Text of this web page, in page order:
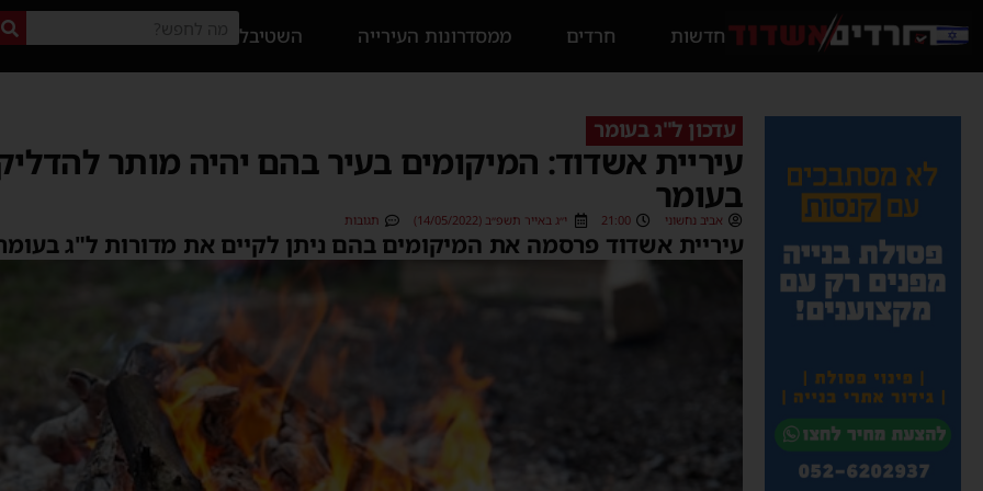
חדשות חרדים ממסדרונות העירייה השטיבל
עדכון ל"ג בעומר
עיריית אשדוד: המיקומים בעיר בהם יהיה מותר
בעומר
אביב נחשוני 21:00 י״ג באייר תשפ״ב (14/05/2022) תגובות
עיריית אשדוד פרסמה את המיקומים בהם ניתן לקיים את מדורות ל"ג